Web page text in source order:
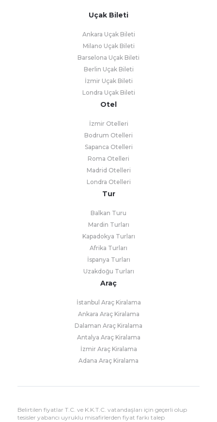
Uçak Bileti
Ankara Uçak Bileti
Milano Uçak Bileti
Barselona Uçak Bileti
Berlin Uçak Bileti
İzmir Uçak Bileti
Londra Uçak Bileti
Otel
İzmir Otelleri
Bodrum Otelleri
Sapanca Otelleri
Roma Otelleri
Madrid Otelleri
Londra Otelleri
Tur
Balkan Turu
Mardin Turları
Kapadokya Turları
Afrika Turları
İspanya Turları
Uzakdoğu Turları
Araç
İstanbul Araç Kiralama
Ankara Araç Kiralama
Dalaman Araç Kiralama
Antalya Araç Kiralama
İzmir Araç Kiralama
Adana Araç Kiralama
Belirtilen fiyatlar T.C. ve K.K.T.C. vatandaşları için geçerli olup
tesisler yabancı uyruklu misafirlerden fiyat farkı talep